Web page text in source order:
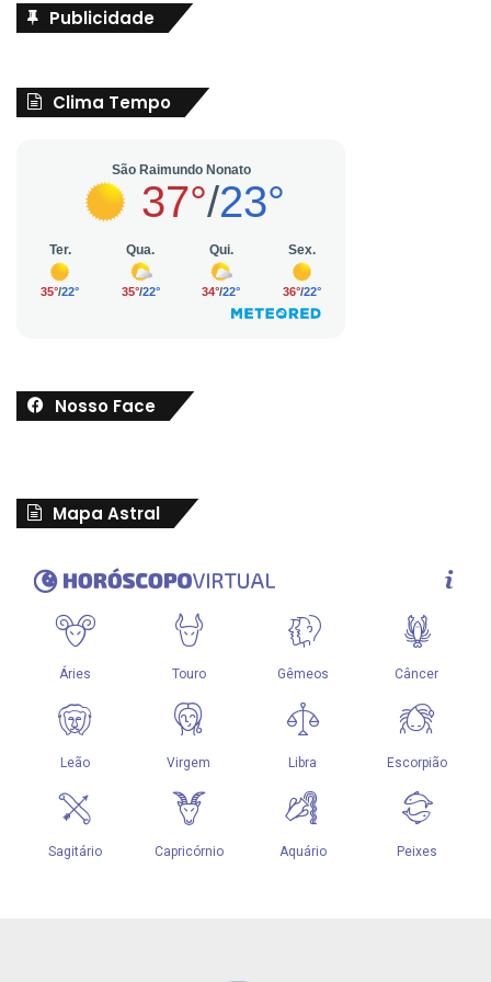
Publicidade
Clima Tempo
Nosso Face
Mapa Astral